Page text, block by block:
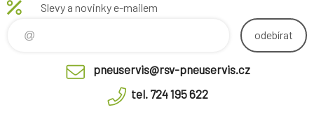
Slevy a novinky e-mailem
odebírat
pneuservis@rsv-pneuservis.cz
tel. 724 195 622